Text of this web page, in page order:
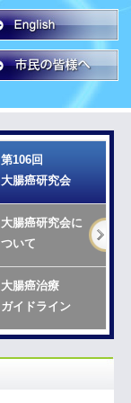
第106回
大腸癌研究会
大腸癌研究会に
ついて
大腸癌治療
ガイドライン